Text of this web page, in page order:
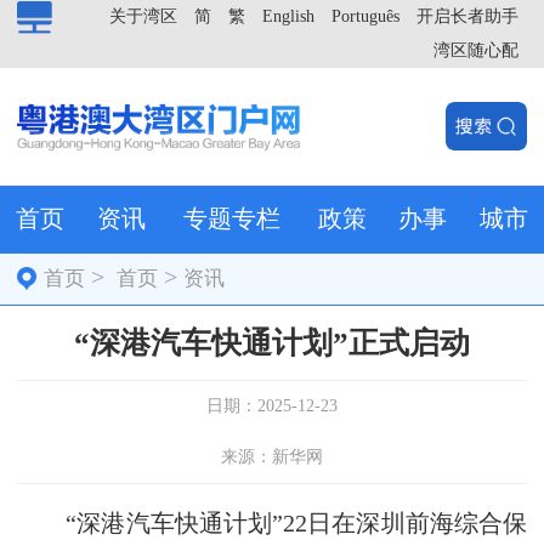
开启长者助手
Português
English
繁
简
关于湾区
湾区随心配
首页 资讯 专题专栏 政策 办事 城市
首页 >首页 > 资讯
“深港汽车快通计划”正式启动
日期：2025-12-23
来源：新华网
“深港汽车快通计划”22日在深圳前海综合保